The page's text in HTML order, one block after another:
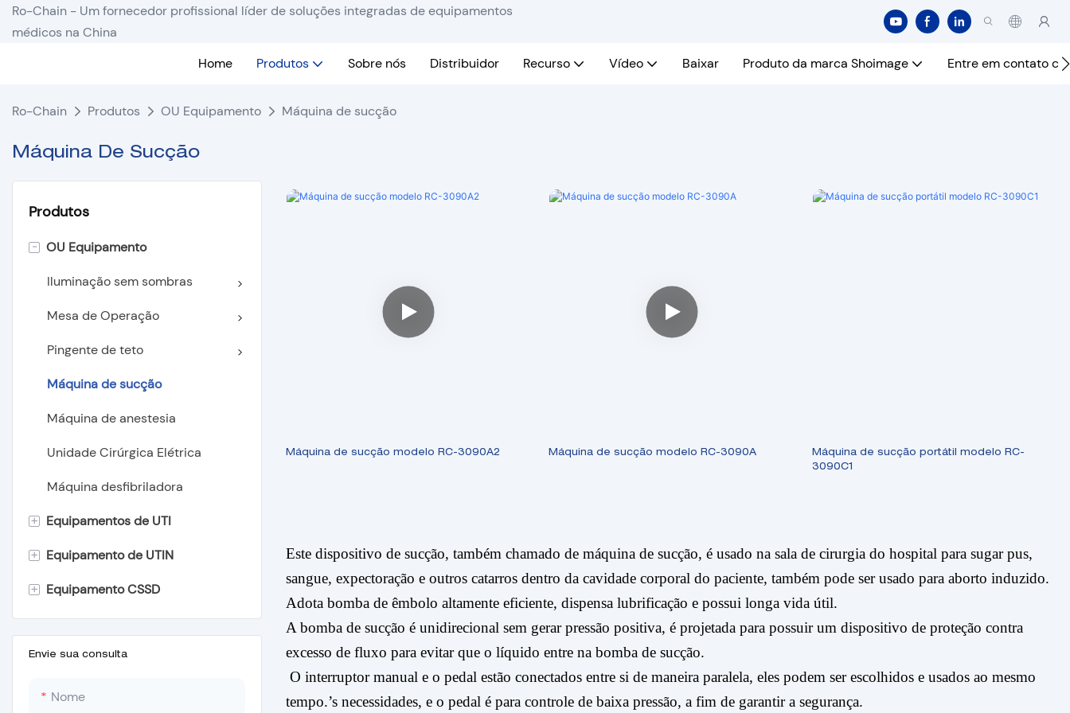
Ro-Chain - Um fornecedor profissional líder de soluções integradas de equipamentos
médicos na China
Home
Produtos Sobre nós Distribuidor Recurso Vídeo Baixar Produto da marca Shoimage Entre em contato
Ro-Chain Produtos OU Equipamento Máquina de sucção
Máquina De Sucção
Produtos
- OU Equipamento
Iluminação sem sombras
Mesa de Operação
Pingente de teto
Máquina de sucção
Máquina de anestesia
Unidade Cirúrgica Elétrica
Máquina desfibriladora
+ Equipamentos de UTI
Cama Hospitalar
Maca Hospitalar
Móveis Hospitalares
+ Equipamento de UTIN
Incubadora Infantil
Aquecedor Radiante Infantil
Unidade de Fototerapia Infantil
Placa de medição de altura de
+ Equipamento CSSD
Autoclave portátil
Autoclave de mesa
Autoclave vertical para lixo
Envie sua consulta
Nome
Máquina de sucção modelo RC-3090A2 Máquina de sucção modelo RC-3090A
Máquina de sucção portátil modelo RC-
3090C1
Este dispositivo de sucção, também chamado de máquina de sucção, é usado na sala de cirurgia do hospital para sugar pus,
sangue, expectoração e outros catarros dentro da cavidade corporal do paciente, também pode ser usado para aborto induzido.
Adota bomba de êmbolo altamente eficiente, dispensa lubrificação e possui longa vida útil.
A bomba de sucção é unidirecional sem gerar pressão positiva, é projetada para possuir um dispositivo de proteção contra
excesso de fluxo para evitar que o líquido entre na bomba de sucção.
O interruptor manual e o pedal estão conectados entre si de maneira paralela, eles podem ser escolhidos e usados ​​ao mesmo
tempo.’s necessidades, e o pedal é para controle de baixa pressão, a fim de garantir a segurança.